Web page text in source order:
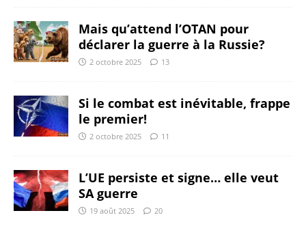
Mais qu’attend l’OTAN pour
déclarer la guerre à la Russie?
2 octobre 2025 13
Si le combat est inévitable, frappe
le premier!
2 octobre 2025 11
L’UE persiste et signe… elle veut
SA guerre
19 août 2025 20